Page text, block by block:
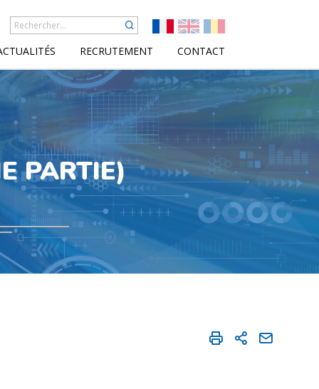
RECRUTEMENT CONTACT
PARTIE)